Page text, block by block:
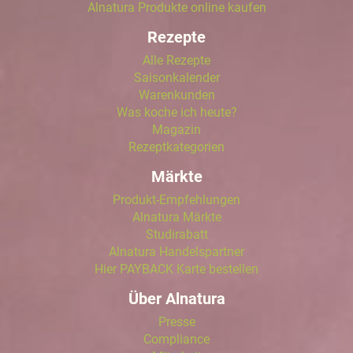
Alnatura Produkte online kaufen
Rezepte
Alle Rezepte
Saisonkalender
Warenkunden
Was koche ich heute?
Magazin
Rezeptkategorien
Märkte
Produkt-Empfehlungen
Alnatura Märkte
Studirabatt
Alnatura Handelspartner
Hier PAYBACK Karte bestellen
Über Alnatura
Presse
Compliance